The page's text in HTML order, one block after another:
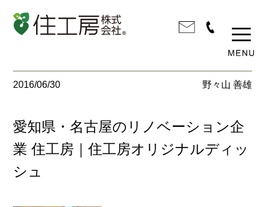
2016/06/30 野々山 善雄
愛知県・名古屋のリノベーション企
業 住工房｜住工房オリジナルディッ
シュ